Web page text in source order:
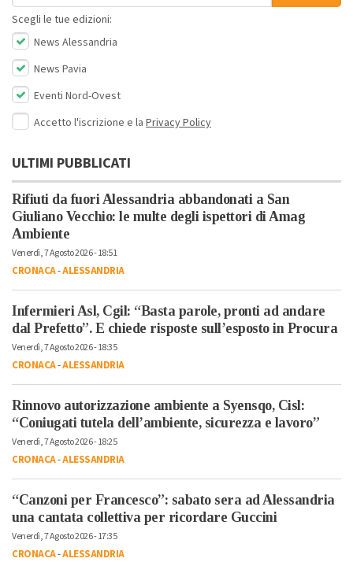
Scegli le tue edizioni:
News Alessandria
News Pavia
Eventi Nord-Ovest
Accetto l'iscrizione e la Privacy Policy
ULTIMI PUBBLICATI
Rifiuti da fuori Alessandria abbandonati a San
Giuliano Vecchio: le multe degli ispettori di Amag
Ambiente
Venerdì, 7 Agosto 2026 - 18:51
CRONACA-ALESSANDRIA
Infermieri Asl, Cgil: “Basta parole, pronti ad andare
dal Prefetto”. E chiede risposte sull’esposto in Procura
Venerdì, 7 Agosto 2026 - 18:35
CRONACA-ALESSANDRIA
Rinnovo autorizzazione ambiente a Syensqo, Cisl:
“Coniugati tutela dell’ambiente, sicurezza e lavoro”
Venerdì, 7 Agosto 2026 - 18:25
CRONACA-ALESSANDRIA
“Canzoni per Francesco”: sabato sera ad Alessandria
una cantata collettiva per ricordare Guccini
Venerdì, 7 Agosto 2026 - 17:35
CRONACA-ALESSANDRIA